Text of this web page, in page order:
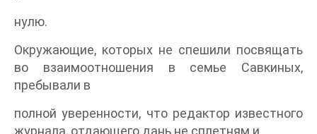
нулю.
Окружающие, которых не спешили посвящать
во взаимоотношения в семье Савкиных,
пребывали в
полной уверенности, что редактор известного
журнала, отдающего дань не сплетням и